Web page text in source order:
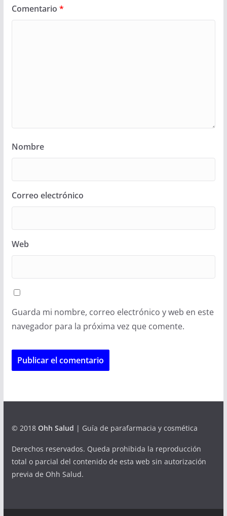
Comentario *
Nombre
Correo electrónico
Web
Guarda mi nombre, correo electrónico y web en este
navegador para la próxima vez que comente.
© 2018 Ohh Salud | Guía de parafarmacia y cosmética
Derechos reservados. Queda prohibida la reproducción
total o parcial del contenido de esta web sin autorización
previa de Ohh Salud.